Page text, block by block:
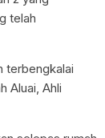
telah
terbengkalai
Aluai, Ahli